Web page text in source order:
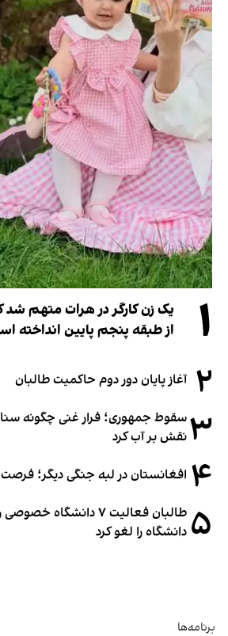
۱
یک زن کارگر در هرات متهم شد
از طبقه پنجم پایین انداخته
۲ آغاز پایان دور دوم حاکمیت طالبان
۳سقوط جمهوری؛ فرار غنی چگونه
نقش بر آب کرد
۴ افغانستان در لبه جنگی دیگر؛
۵ دانشگاه را لغو کرد
برنامه‌ها